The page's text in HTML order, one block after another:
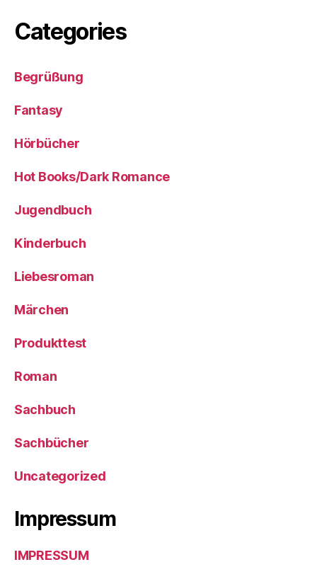
Categories
Begrüßung
Fantasy
Hörbücher
Hot Books/Dark Romance
Jugendbuch
Kinderbuch
Liebesroman
Märchen
Produkttest
Roman
Sachbuch
Sachbücher
Uncategorized
Impressum
IMPRESSUM